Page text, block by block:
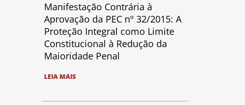
Manifestação Contrária à
Aprovação da PEC nº 32/2015: A
Proteção Integral como Limite
Constitucional à Redução da
Maioridade Penal
LEIA MAIS